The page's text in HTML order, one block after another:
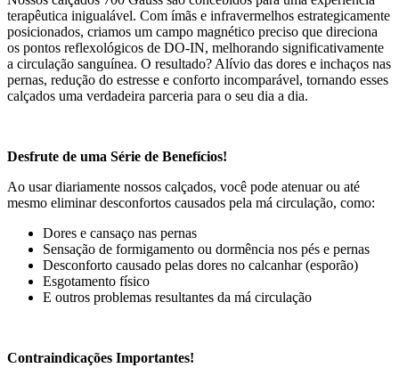
terapêutica inigualável. Com ímãs e infravermelhos estrategicamente
posicionados, criamos um campo magnético preciso que direciona
os pontos reflexológicos de DO-IN, melhorando significativamente
a circulação sanguínea. O resultado? Alívio das dores e inchaços nas
pernas, redução do estresse e conforto incomparável, tornando esses
calçados uma verdadeira parceria para o seu dia a dia.
Desfrute de uma Série de Benefícios!
Ao usar diariamente nossos calçados, você pode atenuar ou até
mesmo eliminar desconfortos causados pela má circulação, como:
Dores e cansaço nas pernas
Sensação de formigamento ou dormência nos pés e pernas
Desconforto causado pelas dores no calcanhar (esporão)
Esgotamento físico
E outros problemas resultantes da má circulação
Contraindicações Importantes!